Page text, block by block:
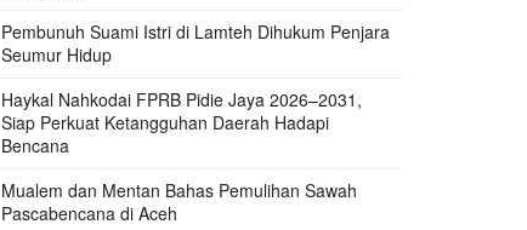
Pembunuh Suami Istri di Lamteh Dihukum Penjara
Seumur Hidup
Haykal Nahkodai FPRB Pidie Jaya 2026–2031,
Siap Perkuat Ketangguhan Daerah Hadapi
Bencana
Mualem dan Mentan Bahas Pemulihan Sawah
Pascabencana di Aceh